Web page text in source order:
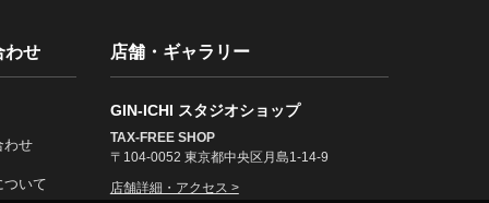
わせ
わせ
ついて
店舗・ギャラリー
GIN-ICHI スタジオショップ
TAX-FREE SHOP
〒104-0052 東京都中央区月島1-14-9
店舗詳細・アクセス >